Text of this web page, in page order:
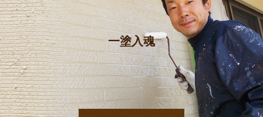
一塗入魂